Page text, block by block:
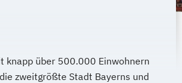
knapp über 500.000 Einwohnern
zweitgrößte Stadt Bayerns und